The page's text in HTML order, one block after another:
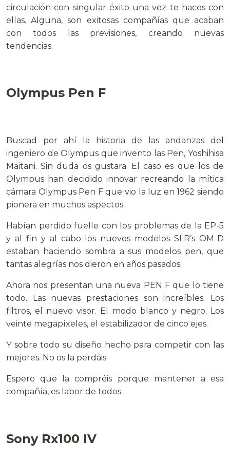
circulación con singular éxito una vez te haces con
ellas. Alguna, son exitosas compañías que acaban
con todos las previsiones, creando nuevas
tendencias.
Olympus Pen F
Buscad por ahí la historia de las andanzas del
ingeniero de Olympus que invento las Pen, Yoshihisa
Maitani. Sin duda os gustara. El caso es que los de
Olympus han decidido innovar recreando la mítica
cámara Olympus Pen F que vio la luz en 1962 siendo
pionera en muchos aspectos.
Habían perdido fuelle con los problemas de la EP-5
y al fin y al cabo los nuevos modelos SLR’s OM-D
estaban haciendo sombra a sus modelos pen, que
tantas alegrías nos dieron en años pasados.
Ahora nos presentan una nueva PEN F que lo tiene
todo. Las nuevas prestaciones son increíbles. Los
filtros, el nuevo visor. El modo blanco y negro. Los
veinte megapíxeles, el estabilizador de cinco ejes.
Y sobre todo su diseño hecho para competir con las
mejores. No os la perdáis.
Espero que la compréis porque mantener a esa
compañía, es labor de todos.
Sony Rx100 IV